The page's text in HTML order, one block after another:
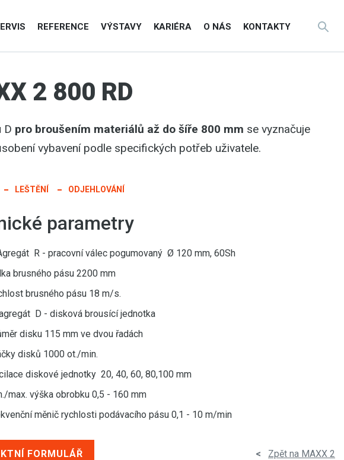
REFERENCE VÝSTAVY KARIÉRA O NÁS KONTAKTY
2 800 RD
D pro broušením materiálů až do šíře 800 mm se vyznačuje
vybavení podle specifických potřeb uživatele.
LEŠTĚNÍ ODJEHLOVÁNÍ
parametry
R - pracovní válec pogumovaný Ø 120 mm, 60Sh
brusného pásu 2200 mm
brusného pásu 18 m/s.
D - disková brousící jednotka
disku 115 mm ve dvou řadách
disků 1000 ot./min.
diskové jednotky 20, 40, 60, 80,100 mm
max. výška obrobku 0,5 - 160 mm
měnič rychlosti podávacího pásu 0,1 - 10 m/min
FORMULÁŘ < Zpět na MAXX 2